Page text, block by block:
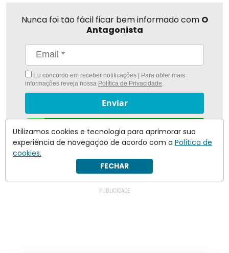
Nunca foi tão fácil ficar bem informado com O
Antagonista
Eu concordo em receber notificações | Para obter mais
informações reveja nossa Política de Privacidade.
Enviar
Inscreva-se
Utilizamos cookies e tecnologia para aprimorar sua
experiência de navegação de acordo com a Política de
cookies.
FECHAR